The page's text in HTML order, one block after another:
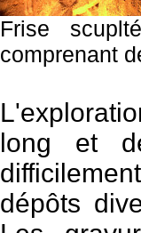
Frise
comprenant
long et
dépôts